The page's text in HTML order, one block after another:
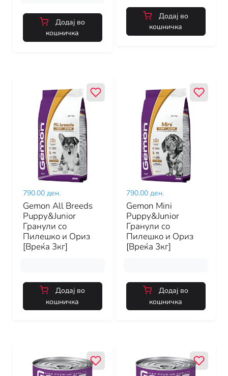
Додај во
кошничка
Додај во
кошничка
790.00 ден.
Gemon All Breeds
Puppy&Junior
Гранули со
Пилешко и Ориз
[Вреќа 3кг]
Додај во
кошничка
790.00 ден.
Gemon Mini
Puppy&Junior
Гранули со
Пилешко и Ориз
[Вреќа 3кг]
Додај во
кошничка